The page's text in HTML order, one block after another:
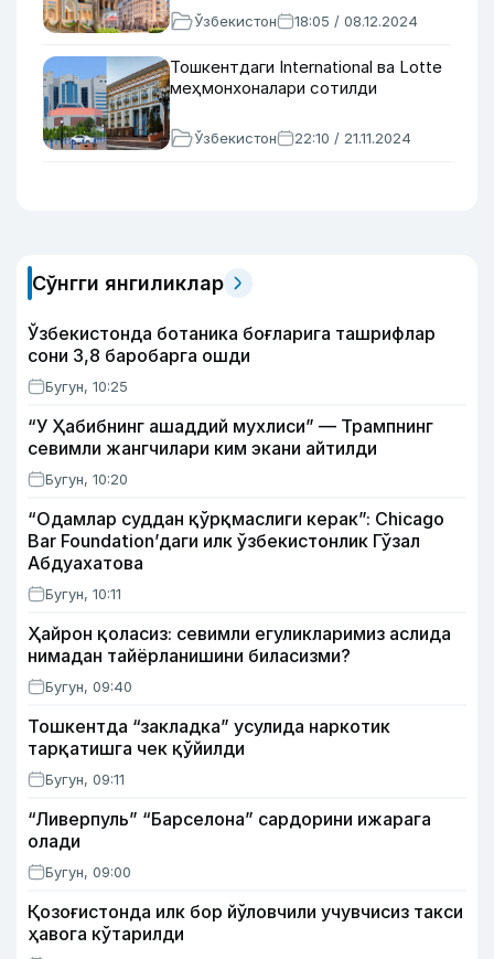
Ўзбекистон 18:05 / 08.12.2024
Тошкентдаги International ва Lotte
меҳмонхоналари сотилди
Ўзбекистон 22:10 / 21.11.2024
Сўнгги янгиликлар
Ўзбекистонда ботаника боғларига ташрифлар
сони 3,8 баробарга ошди
Бугун, 10:25
“У Ҳабибнинг ашаддий мухлиси” — Трампнинг
севимли жангчилари ким экани айтилди
Бугун, 10:20
“Одамлар суддан қўрқмаслиги керак”: Chicago
Bar Foundation’даги илк ўзбекистонлик Гўзал
Абдуахатова
Бугун, 10:11
Ҳайрон қоласиз: севимли егуликларимиз аслида
нимадан тайёрланишини биласизми?
Бугун, 09:40
Тошкентда “закладка” усулида наркотик
тарқатишга чек қўйилди
Бугун, 09:11
“Ливерпуль” “Барселона” сардорини ижарага
олади
Бугун, 09:00
Қозоғистонда илк бор йўловчили учувчисиз такси
ҳавога кўтарилди